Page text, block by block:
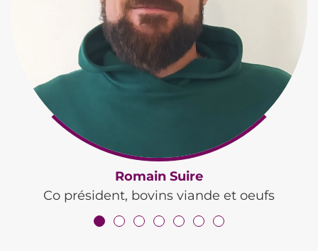
Romain Suire
Co président, bovins viande et oeufs